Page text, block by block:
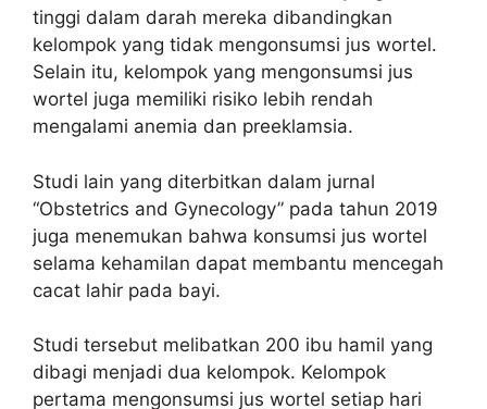
tinggi dalam darah mereka dibandingkan
kelompok yang tidak mengonsumsi jus wortel.
Selain itu, kelompok yang mengonsumsi jus
wortel juga memiliki risiko lebih rendah
mengalami anemia dan preeklamsia.
Studi lain yang diterbitkan dalam jurnal
“Obstetrics and Gynecology” pada tahun 2019
juga menemukan bahwa konsumsi jus wortel
selama kehamilan dapat membantu mencegah
cacat lahir pada bayi.
Studi tersebut melibatkan 200 ibu hamil yang
dibagi menjadi dua kelompok. Kelompok
pertama mengonsumsi jus wortel setiap hari